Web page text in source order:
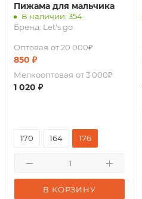
Пижама для мальчика
В наличии: 354
Бренд: Let's go
Оптовая от 20 000₽
850 ₽
Мелкооптовая от 3 000₽
1 020 ₽
В КОРЗИНУ
170 164 176